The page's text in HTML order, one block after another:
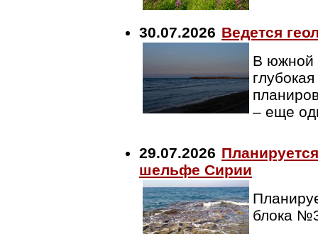
30.07.2026 Ведется
В южной
– еще
29.07.2026
шельфе Сирии
блока